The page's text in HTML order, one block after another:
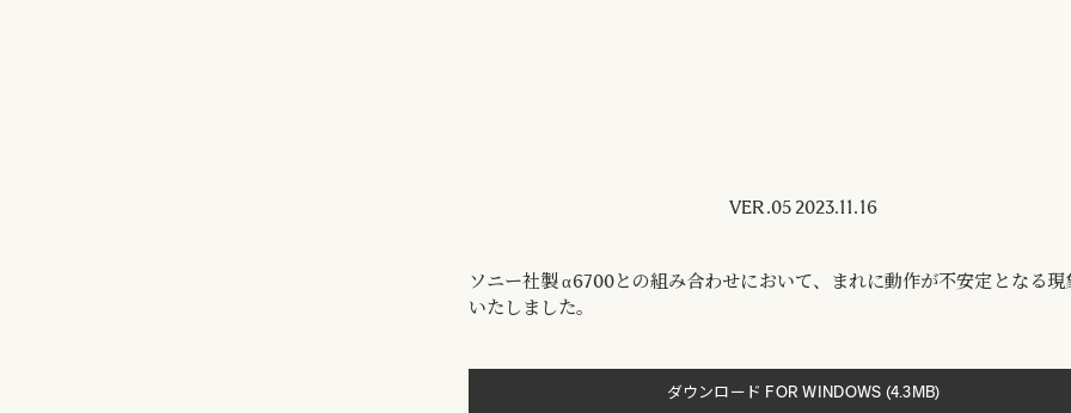
VER.05 2023.11.16
ソニー社製 α6700との組み合わせにおいて、まれに動作が不安定となる現
いたしました。
ダウンロード FOR WINDOWS (4.3MB)